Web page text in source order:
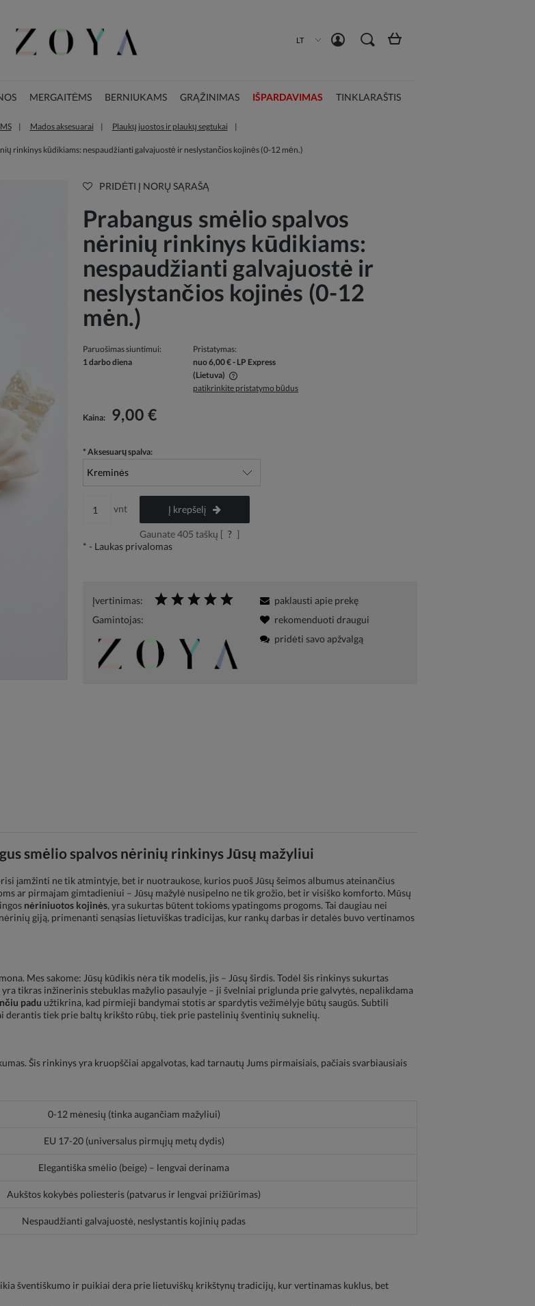
LT
MERGAITĖMS BERNIUKAMS GRĄŽINIMAS IŠPARDAVIMAS TINKLARAŠTIS
Mados aksesuarai Plaukų juostos ir plaukų segtukai
rinkinys kūdikiams: nespaudžianti galvajuostė ir neslystančios kojinės (0-12 mėn.)
PRIDĖTI Į NORŲ SĄRAŠĄ
Prabangus smėlio spalvos
nėrinių rinkinys kūdikiams:
nespaudžianti galvajuostė ir
neslystančios kojinės (0-12
mėn.)
Paruošimas siuntimui:
1 darbo diena
Pristatymas:
nuo 6,00 €- LP Express
(Lietuva)
Į kainą neįskaičiuotos galimos mokėjimo
išlaidos
patikrinkite pristatymo būdus
Kaina: 9,00 €
* Aksesuarų spalva:
vnt Į krepšelį
Gaunate405 taškų [ ? ]
* - Laukas privalomas
Įvertinimas:
Gamintojas:
paklausti apie prekę
rekomenduoti draugui
pridėti savo apžvalgą
smėlio spalvos nėrinių rinkinys Jūsų mažyliui
įamžinti ne tik atmintyje, bet ir nuotraukose, kurios puoš Jūsų šeimos albumus ateinančius
ar pirmajam gimtadieniui – Jūsų mažylė nusipelno ne tik grožio, bet ir visiško komforto. Mūsų
nėriniuotos kojinės, yra sukurtas būtent tokioms ypatingoms progoms. Tai daugiau nei
giją, primenanti senąsias lietuviškas tradicijas, kur rankų darbas ir detalės buvo vertinamos
Mes sakome: Jūsų kūdikis nėra tik modelis, jis – Jūsų širdis. Todėl šis rinkinys sukurtas
yra tikras inžinerinis stebuklas mažylio pasaulyje – ji švelniai priglunda prie galvytės, nepalikdama
padu užtikrina, kad pirmieji bandymai stotis ar spardytis vežimėlyje būtų saugūs. Subtili
derantis tiek prie baltų krikšto rūbų, tiek prie pastelinių šventinių suknelių.
Šis rinkinys yra kruopščiai apgalvotas, kad tarnautų Jums pirmaisiais, pačiais svarbiausiais
0-12 mėnesių (tinka augančiam mažyliui)
EU 17-20 (universalus pirmųjų metų dydis)
Elegantiška smėlio (beige) – lengvai derinama
Aukštos kokybės poliesteris (patvarus ir lengvai prižiūrimas)
Nespaudžianti galvajuostė, neslystantis kojinių padas
šventiškumo ir puikiai dera prie lietuviškų krikštynų tradicijų, kur vertinamas kuklus, bet